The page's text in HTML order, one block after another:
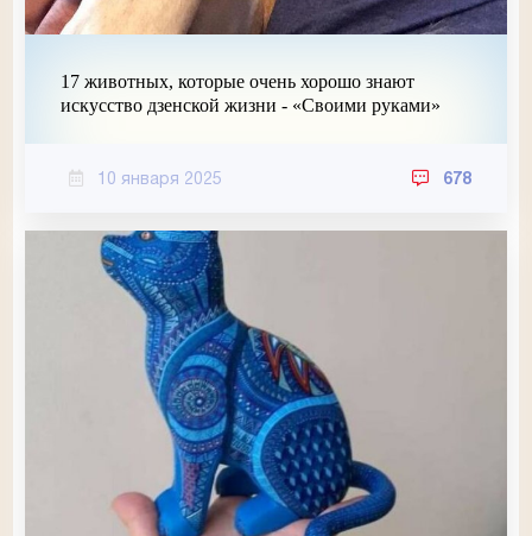
17 животных, которые очень хорошо знают
искусство дзенской жизни - «Своими руками»
10 января 2025 678